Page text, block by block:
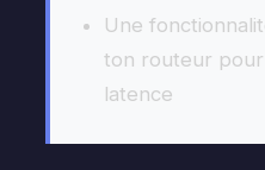
Une
ton routeur pour
latence